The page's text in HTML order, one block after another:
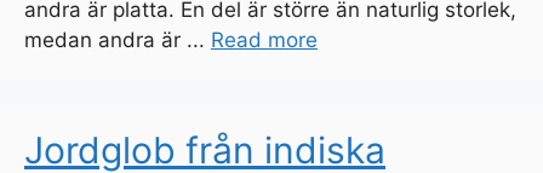
andra är platta. En del är större än naturlig storlek,
medan andra är ... Read more
Jordglob från indiska